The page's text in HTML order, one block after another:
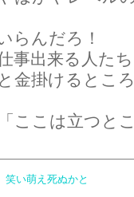
らんだろ！
事出来る人た
金掛けるとこ
ここは立つと
笑い萌え死ぬかと